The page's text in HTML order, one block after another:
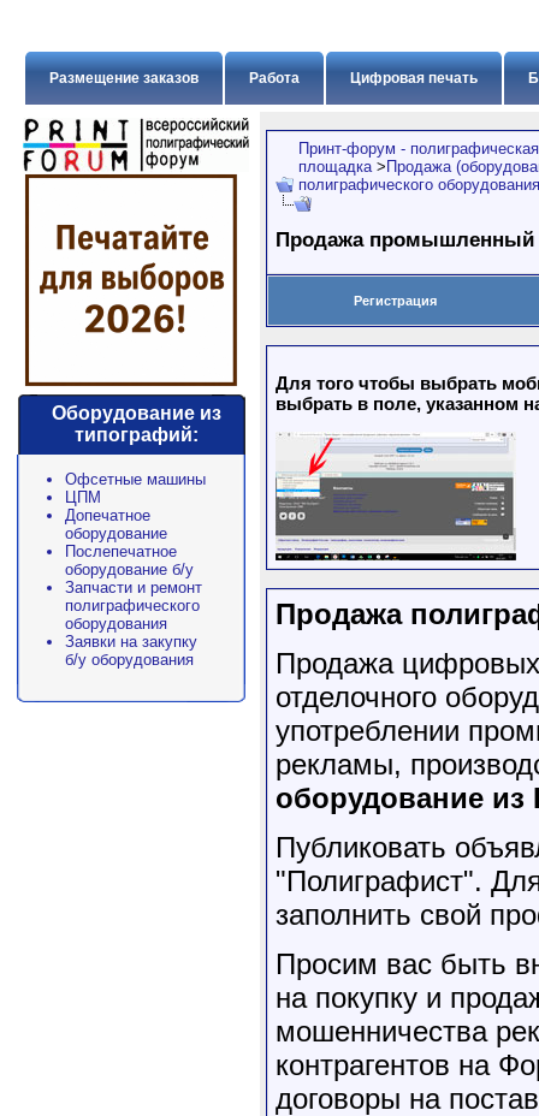
Цифровая печать
Работа
Размещение заказов
Оборудование из
типографий:
Офсетные машины
ЦПМ
Допечатное
оборудование
Послепечатное
оборудование б/у
Запчасти и ремонт
полиграфического
оборудования
Заявки на закупку
б/у оборудования
Принт-форум -
площадка > Продажа
полиграфического оборудования
Продажа промышленный
Регистрация
Для того чтобы выбрать
выбрать в поле, указанном
Продажа
Продажа
отделочного
употреблении
рекламы,
оборудование
Публиковать
"Полиграфист".
заполнить свой
Просим вас быть
на покупку и
мошенничества
контрагентов на
договоры на